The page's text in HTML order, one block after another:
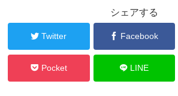
シェアする
Twitter Facebook
Pocket LINE